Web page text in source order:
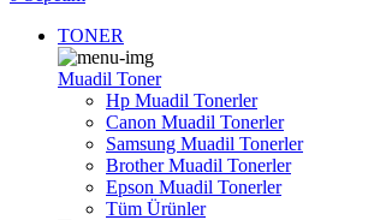
TONER
Muadil Toner
Hp Muadil Tonerler
Canon Muadil Tonerler
Samsung Muadil Tonerler
Brother Muadil Tonerler
Epson Muadil Tonerler
Tüm Ürünler